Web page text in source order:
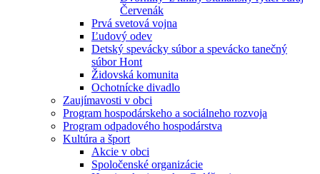
Červenák
Prvá svetová vojna
Ľudový odev
Detský spevácky súbor a spevácko tanečný
súbor Hont
Židovská komunita
Ochotnícke divadlo
Zaujímavosti v obci
Program hospodárskeho a sociálneho rozvoja
Program odpadového hospodárstva
Kultúra a šport
Akcie v obci
Spoločenské organizácie